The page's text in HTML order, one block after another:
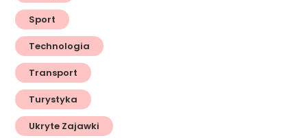
Sport
Technologia
Transport
Turystyka
Ukryte Zajawki